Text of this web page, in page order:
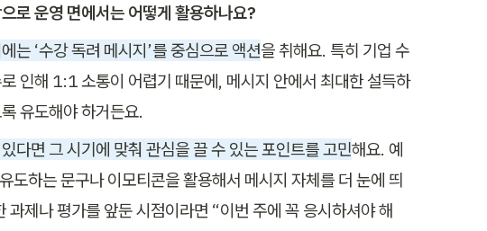
로 운영 면에서는 어떻게 활용하나요?
는 ‘수강 독려 메시지’를 중심으로 액션을 취해요. 특히 기업 수
인해 1:1 소통이 어렵기 때문에, 메시지 안에서 최대한 설득하
유도해야 하거든요.
다면 그 시기에 맞춰 관심을 끌 수 있는 포인트를 고민해요. 예
도하는 문구나 이모티콘을 활용해서 메시지 자체를 더 눈에 띄
과제나 평가를 앞둔 시점이라면 “이번 주에 꼭 응시하셔야 해